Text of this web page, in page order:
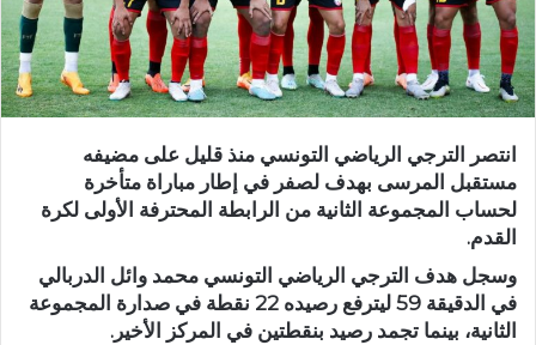
انتصر الترجي الرياضي التونسي منذ قليل على مضيفه
مستقبل المرسى بهدف لصفر في إطار مباراة متأخرة
لحساب المجموعة الثانية من الرابطة المحترفة الأولى لكرة
القدم.
وسجل هدف الترجي الرياضي التونسي محمد وائل الدربالي
في الدقيقة 59 ليترفع رصيده 22 نقطة في صدارة المجموعة
الثانية، بينما تجمد رصيد بنقطتين في المركز الأخير.